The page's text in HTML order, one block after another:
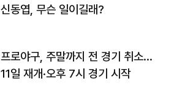
신동엽, 무슨 일이길래?
프로야구, 주말까지 전 경기 취소…
11일 재개·오후 7시 경기 시작